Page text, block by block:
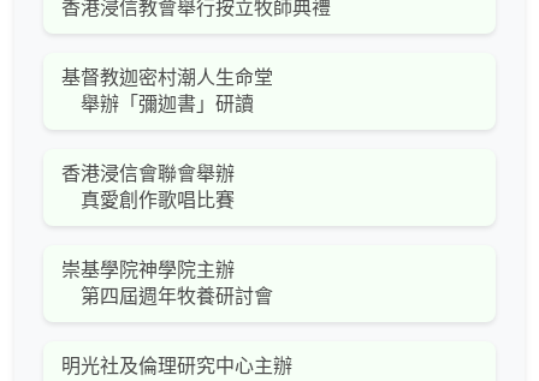
香港浸信教會舉行按立牧師典禮
基督教迦密村潮人生命堂
舉辦「彌迦書」研讀
香港浸信會聯會舉辦
真愛創作歌唱比賽
崇基學院神學院主辦
第四屆週年牧養研討會
明光社及倫理研究中心主辦